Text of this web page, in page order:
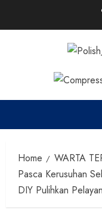
Home
WARTA
Pasca Kerusuhan
DIY Pulihkan